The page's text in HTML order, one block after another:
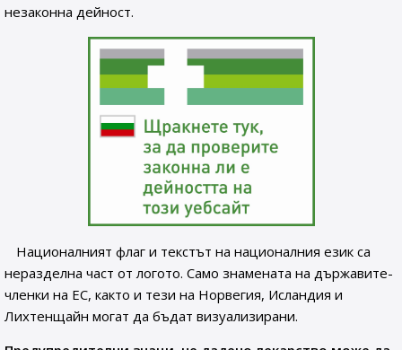
незаконна дейност.
Националният флаг и текстът на националния език са
неразделна част от логото. Само знамената на държавите-
членки на ЕС, както и тези на Норвегия, Исландия и
Лихтенщайн могат да бъдат визуализирани.